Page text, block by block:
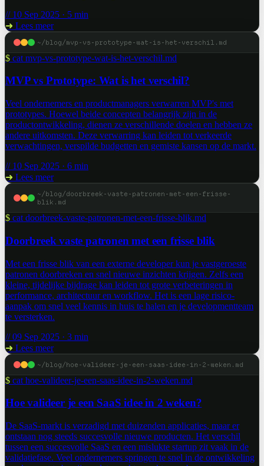
// 10 Sep 2025 · 5 min
➜ Lees meer
~/blog/mvp-vs-prototype-wat-is-het-verschil.md
$ cat mvp-vs-prototype-wat-is-het-verschil.md
MVP vs Prototype: Wat is het verschil?
Veel ondernemers en productmanagers verwarren MVP's met
prototypes. Hoewel beide concepten belangrijk zijn in de
productontwikkeling, dienen ze verschillende doelen en hebben ze
andere uitkomsten. Deze verwarring kan leiden tot verkeerde
verwachtingen, verspilde budgetten en gemiste kansen op de markt.
// 10 Sep 2025 · 6 min
➜ Lees meer
~/blog/doorbreek-vaste-patronen-met-een-frisse-
blik.md
$ cat doorbreek-vaste-patronen-met-een-frisse-blik.md
Doorbreek vaste patronen met een frisse blik
Met een frisse blik van een externe developer kun je vastgeroeste
patronen doorbreken en snel nieuwe inzichten krijgen. Zelfs een
kleine, tijdelijke bijdrage kan leiden tot grote verbeteringen in
performance, architectuur en workflow. Het is een lage risico-
aanpak om snel veel kennis in huis te halen en je developmentteam
te versterken.
// 09 Sep 2025 · 3 min
➜ Lees meer
~/blog/hoe-valideer-je-een-saas-idee-in-2-weken.md
$ cat hoe-valideer-je-een-saas-idee-in-2-weken.md
Hoe valideer je een SaaS idee in 2 weken?
De SaaS-markt is verzadigd met duizenden applicaties, maar er
ontstaan nog steeds succesvolle nieuwe producten. Het verschil
tussen een succesvolle SaaS en een mislukte startup zit vaak in de
validatiefase. Veel ondernemers springen te snel in de ontwikkeling